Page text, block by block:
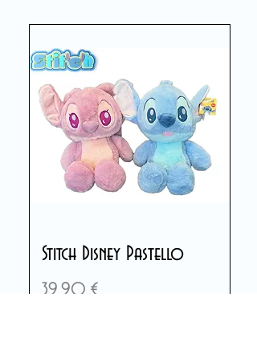
Stitch Disney Pastello
Preis
39,90 €